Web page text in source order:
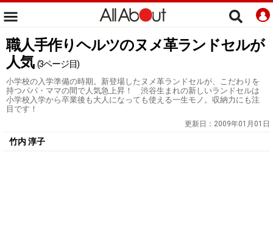
職人手作りヘルツのヌメ革ランドセルが
人気 (3ページ目)
小学校の入学準備の時期。新登場したヌメ革ランドセルが、こだわりを
持つパパ・ママの間で人気急上昇！ 渋谷生まれの新しいランドセルは
小学校入学から卒業後も大人になっても使える一生モノ。収納力にも注
目です！
更新日： 2009年01月01日
竹内 淳子